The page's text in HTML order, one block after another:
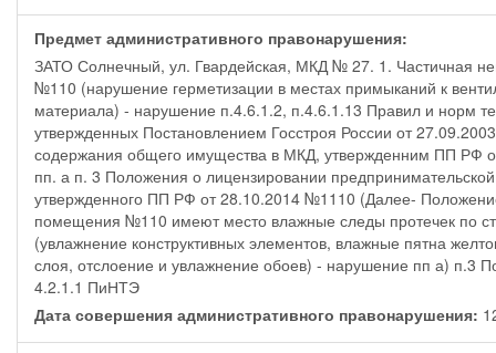
Предмет административного правонарушения:
ЗАТО Солнечный, ул. Гвардейская, МКД № 27. 1. Частичная
№110 (нарушение герметизации в местах примыканий к
материала) - нарушение п.4.6.1.2, п.4.6.1.13 Правил и норм
утвержденных Постановлением Госстроя России от
содержания общего имущества в МКД, утвержденним ПП РФ
пп. а п. 3 Положения о лицензировании
утвержденного ПП РФ от 28.10.2014 №1110 (Далее-
помещения №110 имеют место влажные следы протечек по
(увлажнение конструктивных элементов, влажные пятна
слоя, отслоение и увлажнение обоев) - нарушение пп а)
4.2.1.1 ПиНТЭ
Дата совершения административного правонарушения: